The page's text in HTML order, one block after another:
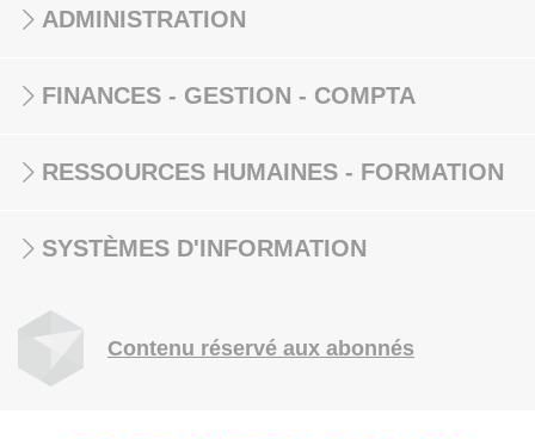
ADMINISTRATION
FINANCES - GESTION - COMPTA
RESSOURCES HUMAINES - FORMATION
SYSTÈMES D'INFORMATION
Contenu réservé aux abonnés